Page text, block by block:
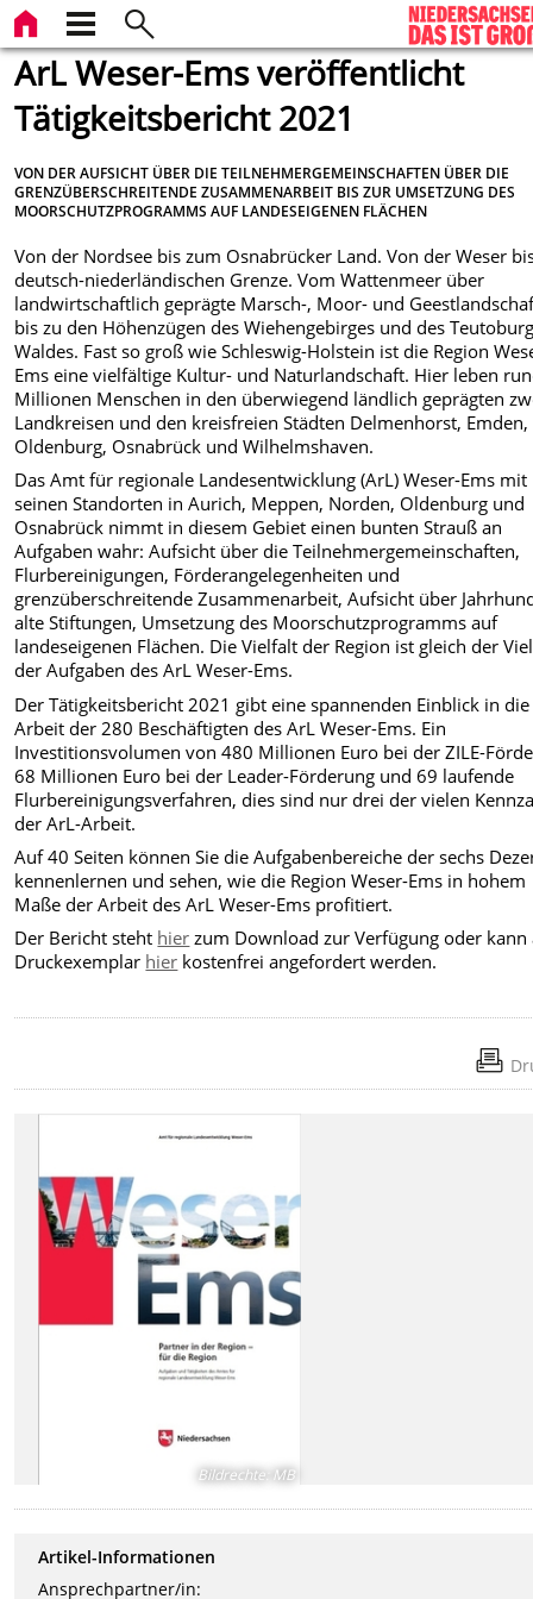
ArL Weser-Ems veröffentlicht
Tätigkeitsbericht 2021
VON DER AUFSICHT ÜBER DIE TEILNEHMERGEMEINSCHAFTEN ÜBER DIE
GRENZÜBERSCHREITENDE ZUSAMMENARBEIT BIS ZUR UMSETZUNG DES
MOORSCHUTZPROGRAMMS AUF LANDESEIGENEN FLÄCHEN
Von der Nordsee bis zum Osnabrücker Land. Von der Weser
deutsch-niederländischen Grenze. Vom Wattenmeer über
landwirtschaftlich geprägte Marsch-, Moor- und
bis zu den Höhenzügen des Wiehengebirges und des
Waldes. Fast so groß wie Schleswig-Holstein ist die Region
Ems eine vielfältige Kultur- und Naturlandschaft. Hier leben
Millionen Menschen in den überwiegend ländlich geprägten
Landkreisen und den kreisfreien Städten Delmenhorst, Emden,
Oldenburg, Osnabrück und Wilhelmshaven.
Das Amt für regionale Landesentwicklung (ArL) Weser-Ems mit
seinen Standorten in Aurich, Meppen, Norden, Oldenburg und
Osnabrück nimmt in diesem Gebiet einen bunten Strauß an
Aufgaben wahr: Aufsicht über die Teilnehmergemeinschaften,
Flurbereinigungen, Förderangelegenheiten und
grenzüberschreitende Zusammenarbeit, Aufsicht über
alte Stiftungen, Umsetzung des Moorschutzprogramms auf
landeseigenen Flächen. Die Vielfalt der Region ist gleich der
der Aufgaben des ArL Weser-Ems.
Der Tätigkeitsbericht 2021 gibt eine spannenden Einblick in die
Arbeit der 280 Beschäftigten des ArL Weser-Ems. Ein
Investitionsvolumen von 480 Millionen Euro bei der ZILE-
68 Millionen Euro bei der Leader-Förderung und 69 laufende
Flurbereinigungsverfahren, dies sind nur drei der vielen
der ArL-Arbeit.
Auf 40 Seiten können Sie die Aufgabenbereiche der sechs
kennenlernen und sehen, wie die Region Weser-Ems in hohem
Maße der Arbeit des ArL Weser-Ems profitiert.
Der Bericht steht hier zum Download zur Verfügung oder kann
Druckexemplar hier kostenfrei angefordert werden.
Bildrechte: MB
Artikel-Informationen
Ansprechpartner/in: